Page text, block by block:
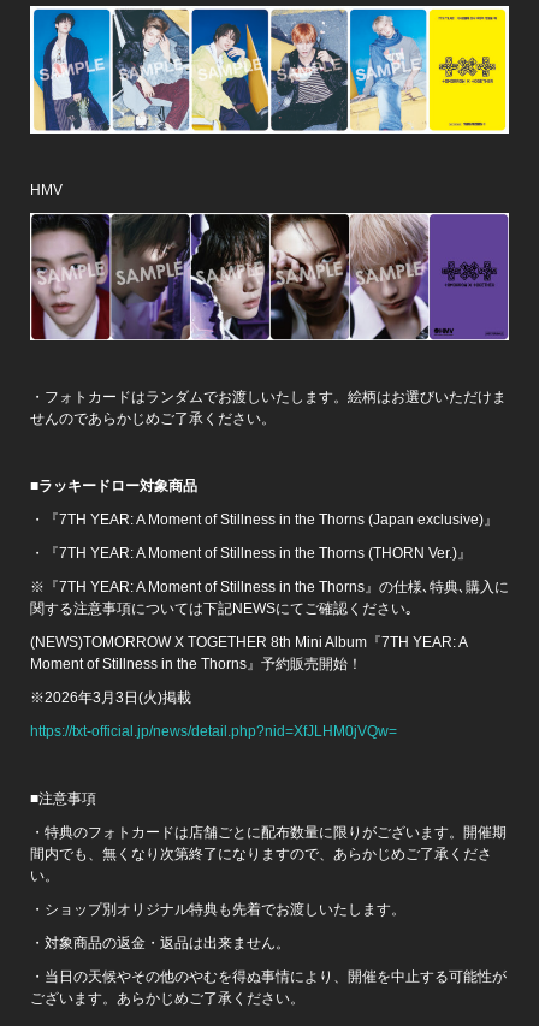
HMV
・フォトカードはランダムでお渡しいたします。絵柄はお選びいただけま
せんのであらかじめご了承ください。
■ラッキードロー対象商品
・『7TH YEAR: A Moment of Stillness in the Thorns (Japan exclusive)』
・『7TH YEAR: A Moment of Stillness in the Thorns (THORN Ver.)』
※『7TH YEAR: A Moment of Stillness in the Thorns』の仕様､特典､購入に
関する注意事項については下記NEWSにてご確認ください｡
(NEWS)TOMORROW X TOGETHER 8th Mini Album『7TH YEAR: A
Moment of Stillness in the Thorns』予約販売開始！
※2026年3月3日(火)掲載
https://txt-official.jp/news/detail.php?nid=XfJLHM0jVQw=
■注意事項
・特典のフォトカードは店舗ごとに配布数量に限りがございます。開催期
間内でも、無くなり次第終了になりますので、あらかじめご了承くださ
い。
・ショップ別オリジナル特典も先着でお渡しいたします。
・対象商品の返金・返品は出来ません。
・当日の天候やその他のやむを得ぬ事情により、開催を中止する可能性が
ございます。あらかじめご了承ください。